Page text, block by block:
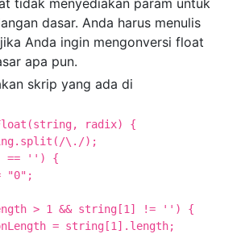
tidak menyediakan param untuk
dasar. Anda harus menulis
Anda ingin mengonversi float
apa pun.
skrip yang ada di
radix) {
\./);
== '') {
"0";
> 1 && string[1] != '') {
= string[1].length;